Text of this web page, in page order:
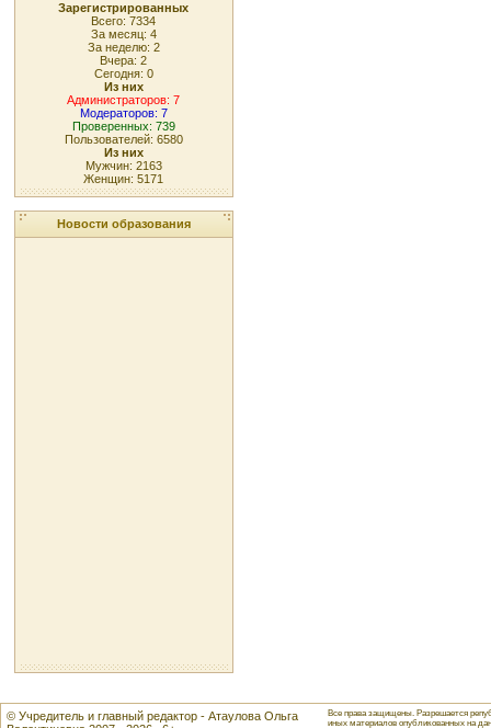
Зарегистрированных
Всего: 7334
За месяц: 4
За неделю: 2
Вчера: 2
Сегодня: 0
Из них
Администраторов: 7
Модераторов: 7
Проверенных: 739
Пользователей: 6580
Из них
Мужчин: 2163
Женщин: 5171
Новости образования
© Учредитель и главный редактор - Атаулова Ольга
Все права защищены. Разрешается
иных материалов опубликованных на